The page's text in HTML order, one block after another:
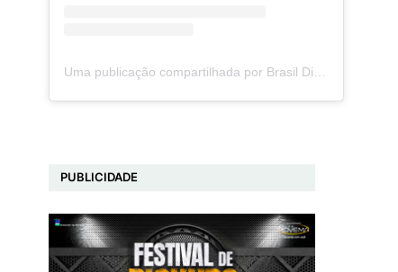
PUBLICIDADE